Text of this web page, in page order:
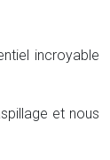
incroyable
et nous